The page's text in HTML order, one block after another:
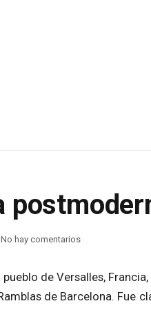
No hay comentarios
de Versalles,
de Barcelona. Fue